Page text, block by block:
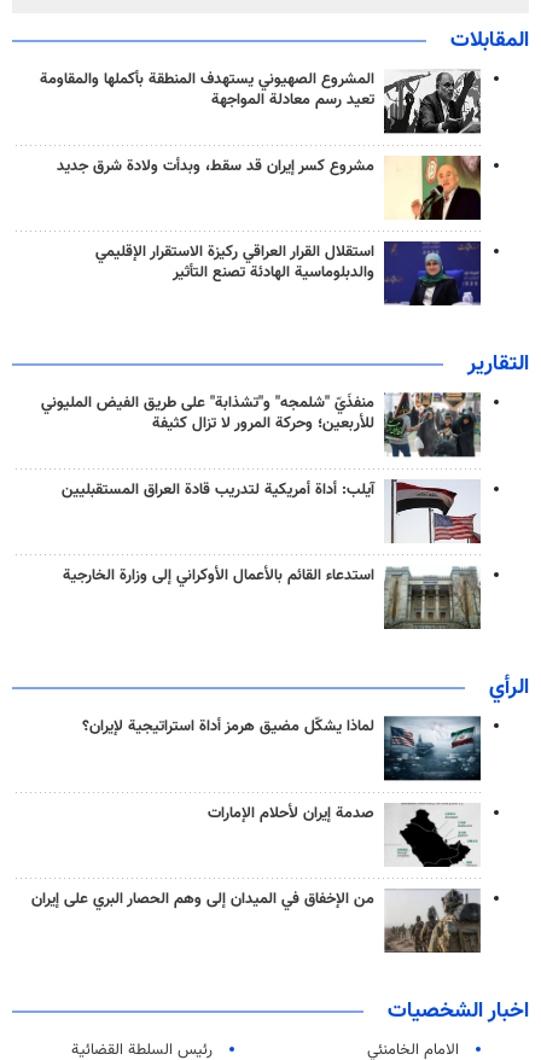
المقابلات
المشروع الصهيوني يستهدف المنطقة بأكملها والمقاومة
تعيد رسم معادلة المواجهة
مشروع كسر إيران قد سقط، وبدأت ولادة شرق جديد
استقلال القرار العراقي ركيزة الاستقرار الإقليمي
والدبلوماسية الهادئة تصنع التأثير
التقارير
منفذَيّ "شلمجه" و"تشذابة" على طريق الفيض المليوني
للأربعين؛ وحركة المرور لا تزال كثيفة
آيلب: أداة أمريكية لتدريب قادة العراق المستقبليين
استدعاء القائم بالأعمال الأوكراني إلى وزارة الخارجية
الرأي
لماذا يشكّل مضيق هرمز أداة استراتيجية لإيران؟
صدمة إيران لأحلام الإمارات
من الإخفاق في الميدان إلى وهم الحصار البري على إيران
اخبار الشخصيات
الامام الخامنئي
رئیس السلطة القضائیة